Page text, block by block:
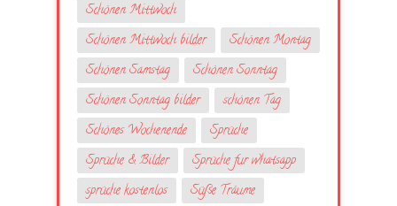
Schönen Mittwoch
Schönen Mittwoch bilder
Schönen Montag
Schönen Samstag
Schönen Sonntag
Schönen Sonntag bilder
schönen Tag
Schönes Wochenende
Sprüche
Sprüche & Bilder
Sprüche fur whatsapp
sprüche kostenlos
Süße Träume